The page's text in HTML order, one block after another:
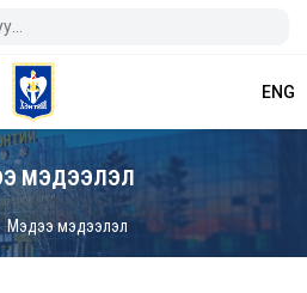
ENG
МЭДЭЭЛЭЛ
Мэдээ мэдээлэл